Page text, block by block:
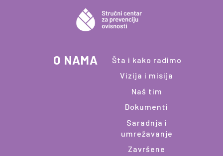
O NAMA
Šta i kako radimo
Vizija i misija
Naš tim
Dokumenti
Saradnja i
umrežavanje
Završene